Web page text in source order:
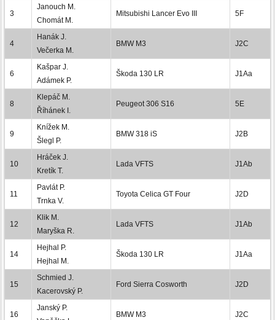
3
Janouch M.
Chomát M.
Mitsubishi Lancer Evo III 5F
4
Hanák J.
Večerka M.
BMW M3 J2C
6
Kašpar J.
Adámek P.
Škoda 130 LR J1Aa
8
Klepáč M.
Říhánek I.
Peugeot 306 S16 5E
9
Knížek M.
Šlegl P.
BMW 318 iS J2B
10
Hráček J.
Kretík T.
Lada VFTS J1Ab
11
Pavlát P.
Trnka V.
Toyota Celica GT Four J2D
12
Klik M.
Maryška R.
Lada VFTS J1Ab
14
Hejhal P.
Hejhal M.
Škoda 130 LR J1Aa
15
Schmied J.
Kacerovský P.
Ford Sierra Cosworth J2D
16
Janský P.
BMW M3 J2C